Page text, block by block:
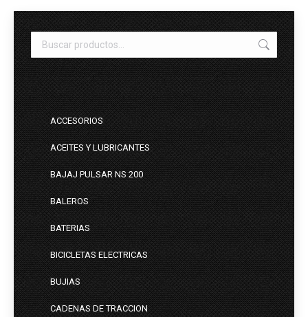
ACCESORIOS
ACEITES Y LUBRICANTES
BAJAJ PULSAR NS 200
BALEROS
BATERIAS
BICICLETAS ELECTRICAS
BUJIAS
CADENAS DE TRACCION